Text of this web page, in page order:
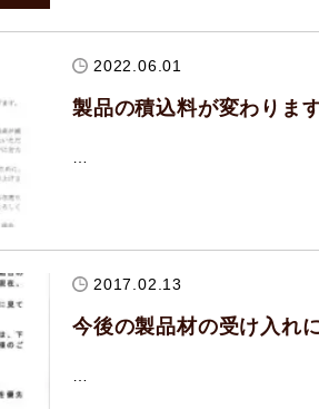
2022.06.01
製品の積込料が変わりま
2017.02.13
今後の製品材の受け入れ